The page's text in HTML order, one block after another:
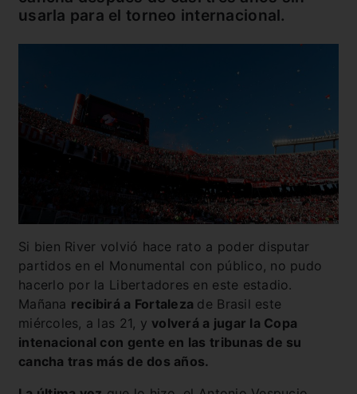
usarla para el torneo internacional.
Si bien River volvió hace rato a poder disputar
partidos en el Monumental con público, no pudo
hacerlo por la Libertadores en este estadio.
Mañana recibirá a Fortaleza de Brasil este
miércoles, a las 21, y volverá a jugar la Copa
intenacional con gente en las tribunas de su
cancha tras más de dos años.